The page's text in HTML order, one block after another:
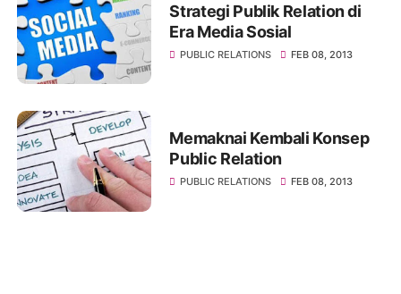
Strategi Publik Relation di
Era Media Sosial
PUBLIC RELATIONS FEB 08, 2013
Memaknai Kembali Konsep
Public Relation
PUBLIC RELATIONS FEB 08, 2013